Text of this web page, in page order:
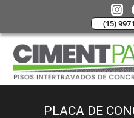
(15)
PLACA DE